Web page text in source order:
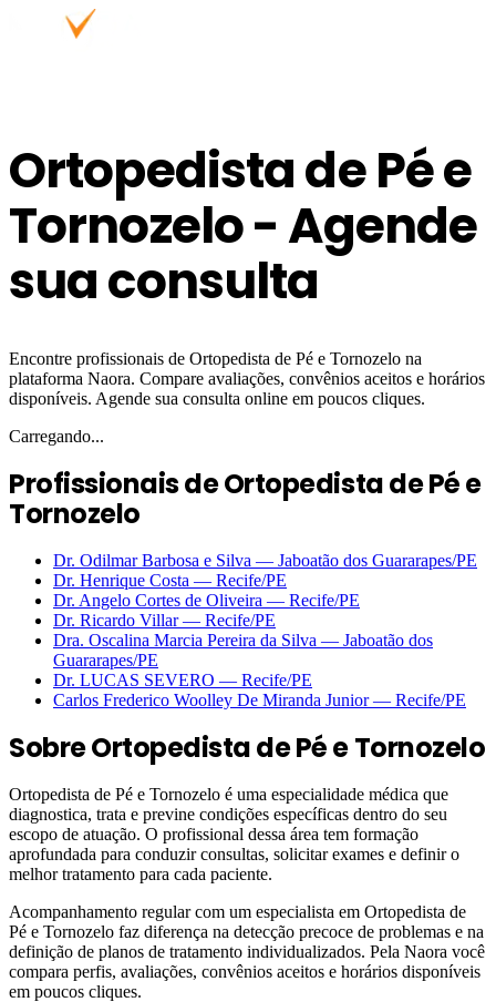
Ortopedista de Pé e
Tornozelo - Agende
sua consulta
Encontre profissionais de Ortopedista de Pé e Tornozelo na
plataforma Naora. Compare avaliações, convênios aceitos e horários
disponíveis. Agende sua consulta online em poucos cliques.
Carregando...
Profissionais de Ortopedista de Pé e
Tornozelo
Dr. Odilmar Barbosa e Silva — Jaboatão dos Guararapes/PE
Dr. Henrique Costa — Recife/PE
Dr. Angelo Cortes de Oliveira — Recife/PE
Dr. Ricardo Villar — Recife/PE
Dra. Oscalina Marcia Pereira da Silva — Jaboatão dos
Guararapes/PE
Dr. LUCAS SEVERO — Recife/PE
Carlos Frederico Woolley De Miranda Junior — Recife/PE
SobreOrtopedista de Pé e Tornozelo
Ortopedista de Pé e Tornozelo é uma especialidade médica que
diagnostica, trata e previne condições específicas dentro do seu
escopo de atuação. O profissional dessa área tem formação
aprofundada para conduzir consultas, solicitar exames e definir o
melhor tratamento para cada paciente.
Acompanhamento regular com um especialista em Ortopedista de
Pé e Tornozelo faz diferença na detecção precoce de problemas e na
definição de planos de tratamento individualizados. Pela Naora você
compara perfis, avaliações, convênios aceitos e horários disponíveis
em poucos cliques.